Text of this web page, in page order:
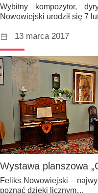
Wybitny kompozytor,
Nowowiejski urodził się 7
13 marca 2017
Wystawa planszowa
Feliks Nowowiejski –
poznać dzięki licznym…